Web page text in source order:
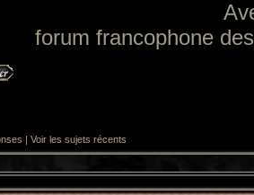
forum francophone
| Voir les sujets récents